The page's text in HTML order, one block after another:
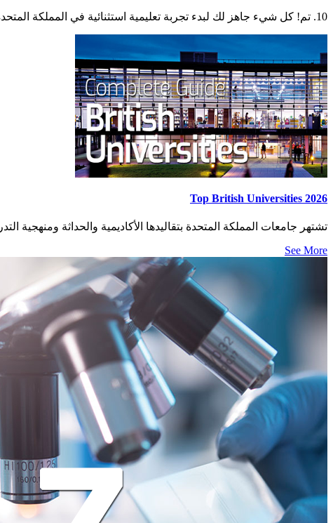
10. تم! كل شيء جاهز لك لبدء تجربة تعليمية استثنائية في المملكة المتحدة.
Top British Universities 2026
تشتهر جامعات المملكة المتحدة بتقاليدها الأكاديمية والحداثة
See More